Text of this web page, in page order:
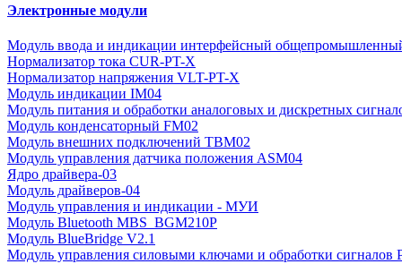
Электронные модули
Модуль ввода и индикации интерфейсный
Нормализатор тока CUR-PT-X
Нормализатор напряжения VLT-PT-X
Модуль индикации IM04
Модуль питания и обработки аналоговых и дискретных
Модуль конденсаторный FM02
Модуль внешних подключений TBM02
Модуль управления датчика положения ASM04
Ядро драйвера-03
Модуль драйверов-04
Модуль управления и индикации - МУИ
Модуль Bluetooth MBS_BGM210P
Модуль BlueBridge V2.1
Модуль управления силовыми ключами и обработки сигналов